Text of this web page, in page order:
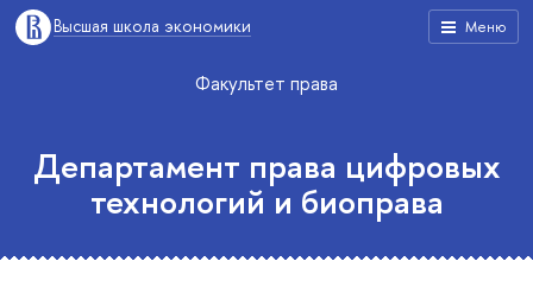
Меню
Высшая школа экономики
Факультет права
Департамент права цифровых
технологий и биоправа